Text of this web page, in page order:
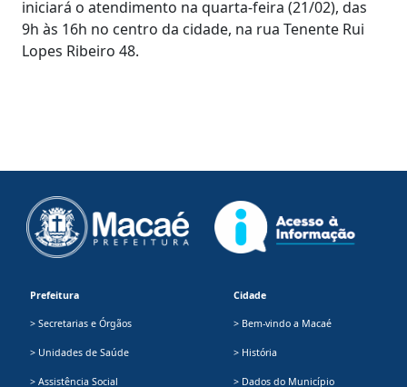
iniciará o atendimento na quarta-feira (21/02), das
9h às 16h no centro da cidade, na rua Tenente Rui
Lopes Ribeiro 48.
Prefeitura
> Secretarias e Órgãos
> Unidades de Saúde
> Assistência Social
Cidade
> Bem-vindo a Macaé
> História
> Dados do Município